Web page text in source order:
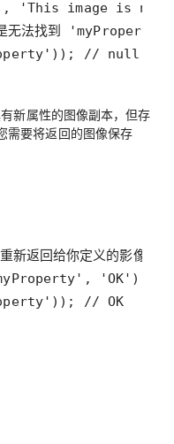
// null
新属性的图像副本，但存
需要将返回的图像保存
// OK